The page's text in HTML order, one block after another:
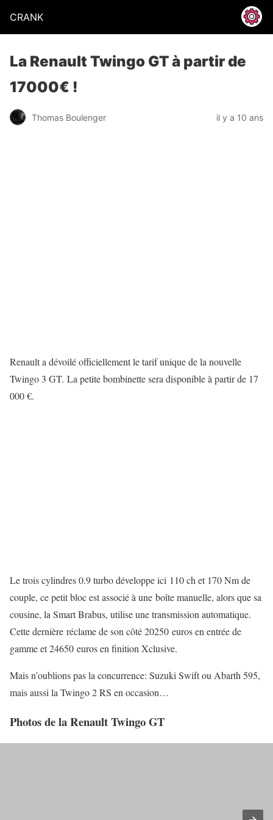
CRANK
La Renault Twingo GT à partir de
17000€ !
Thomas Boulenger il y a 10 ans
Renault a dévoilé officiellement le tarif unique de la nouvelle
Twingo 3 GT. La petite bombinette sera disponible à partir de 17
000 €.
Le trois cylindres 0.9 turbo développe ici 110 ch et 170 Nm de
couple, ce petit bloc est associé à une boîte manuelle, alors que sa
cousine, la Smart Brabus, utilise une transmission automatique.
Cette dernière réclame de son côté 20250 euros en entrée de
gamme et 24650 euros en finition Xclusive.
Mais n’oublions pas la concurrence: Suzuki Swift ou Abarth 595,
mais aussi la Twingo 2 RS en occasion…
Photos de la Renault Twingo GT